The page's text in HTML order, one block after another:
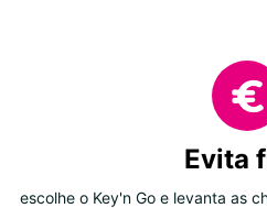
Evita
escolhe o Key'n Go e levanta as